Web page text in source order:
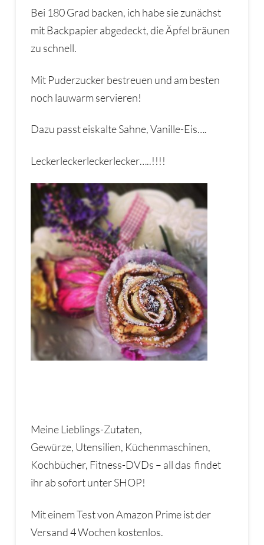
Bei 180 Grad backen, ich habe sie zunächst
mit Backpapier abgedeckt, die Äpfel bräunen
zu schnell.
Mit Puderzucker bestreuen und am besten
noch lauwarm servieren!
Dazu passt eiskalte Sahne, Vanille-Eis….
Leckerleckerleckerlecker…..!!!!
Meine Lieblings-Zutaten,
Gewürze, Utensilien, Küchenmaschinen,
Kochbücher, Fitness-DVDs – all das findet
ihr ab sofort unter SHOP!
Mit einem Test von Amazon Prime ist der
Versand 4 Wochen kostenlos.